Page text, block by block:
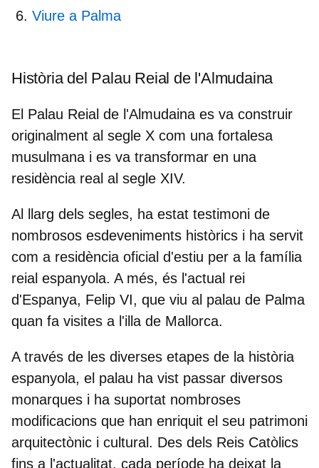
Viure a Palma
Història del Palau Reial de l'Almudaina
El Palau Reial de l'Almudaina es va construir
originalment al segle X com una fortalesa
musulmana i es va transformar en una
residència real al segle XIV.
Al llarg dels segles, ha estat testimoni de
nombrosos esdeveniments històrics i ha servit
com a residència oficial d'estiu per a la família
reial espanyola. A més, és l'actual rei
d'Espanya, Felip VI, que viu al palau de Palma
quan fa visites a l'illa de Mallorca.
A través de les diverses etapes de la història
espanyola, el palau ha vist passar diversos
monarques i ha suportat nombroses
modificacions que han enriquit el seu patrimoni
arquitectònic i cultural. Des dels Reis Catòlics
fins a l'actualitat, cada període ha deixat la